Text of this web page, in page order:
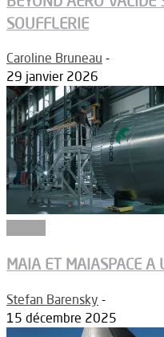
SOUFFLERIE
Caroline Bruneau -
29 janvier 2026
MAIA ET MAIASPACE
Stefan Barensky -
15 décembre 2025